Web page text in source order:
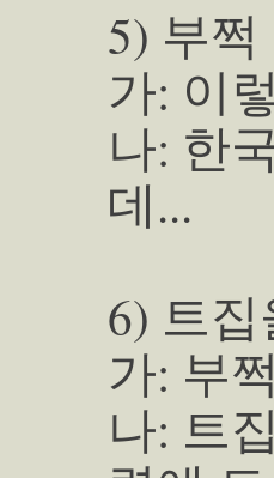
5) 부쩍
가: 이
나: 한
데...
6) 트
가: 부
나: 트